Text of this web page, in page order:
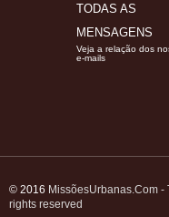
TODAS AS
MENSAGENS
Veja a relação dos
e-mails
© 2016 MissõesUrbanas.Com -
rights reserved